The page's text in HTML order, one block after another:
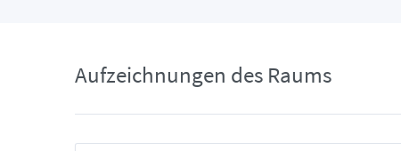
Aufzeichnungen des Raums